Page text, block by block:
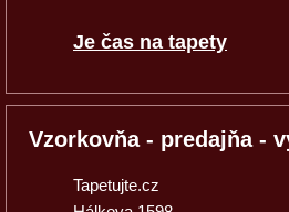
Je čas na tapety
Vzorkovňa - predajňa -
Tapetujte.cz